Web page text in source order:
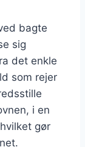
bagte
sig
det enkle
som rejer
i en
gør